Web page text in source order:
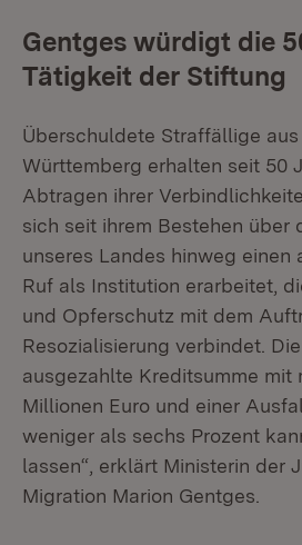
Gentges würdigt die
Tätigkeit der Stiftung
Überschuldete Straffällige
Württemberg erhalten seit 50
Abtragen ihrer
sich seit ihrem Bestehen über
unseres Landes hinweg einen
Ruf als Institution erarbeitet,
und Opferschutz mit dem
Resozialisierung verbindet.
ausgezahlte Kreditsumme mit
Millionen Euro und einer
weniger als sechs Prozent
lassen“, erklärt Ministerin der
Migration Marion Gentges.